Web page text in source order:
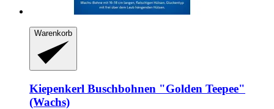
Warenkorb
Kiepenkerl Buschbohnen "Golden Teepee"
(Wachs)